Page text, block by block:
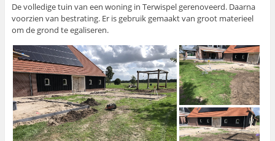
De volledige tuin van een woning in Terwispel gerenoveerd. Daarna
voorzien van bestrating. Er is gebruik gemaakt van groot materieel
om de grond te egaliseren.